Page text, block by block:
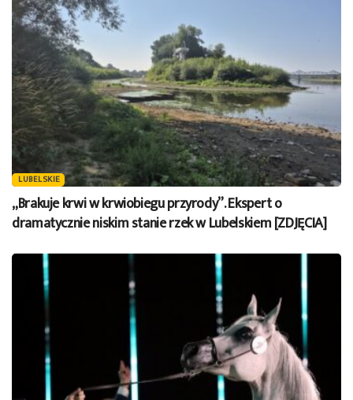
LUBELSKIE
„Brakuje krwi w krwiobiegu przyrody”. Ekspert o
dramatycznie niskim stanie rzek w Lubelskiem [ZDJĘCIA]